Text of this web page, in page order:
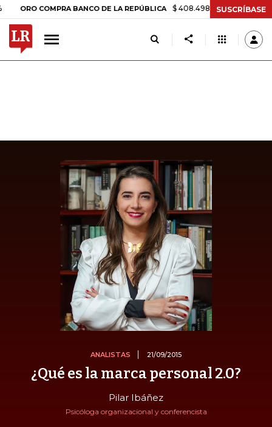
COMPRA BANCO DE LA REPÚBLICA $ 408.498,97 +$ 8.753,81 +2,19%
SUSCRÍBASE
ANALISTAS 21/09/2015
¿Qué es la marca personal 2.0?
Pilar Ibáñez
Psicóloga organizacional y conferencista